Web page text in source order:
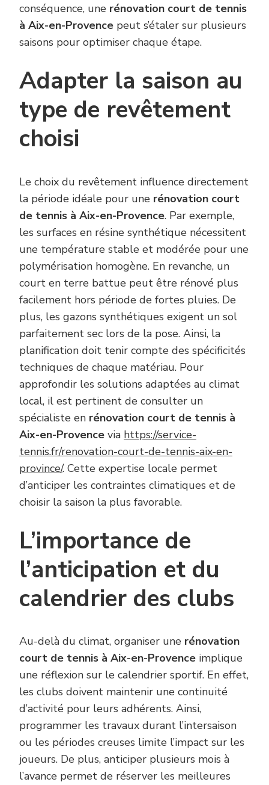
conséquence, une rénovation court de tennis
à Aix-en-Provence peut s’étaler sur plusieurs
saisons pour optimiser chaque étape.
Adapter la saison au
type de revêtement
choisi
Le choix du revêtement influence directement
la période idéale pour une rénovation court
de tennis à Aix-en-Provence. Par exemple,
les surfaces en résine synthétique nécessitent
une température stable et modérée pour une
polymérisation homogène. En revanche, un
court en terre battue peut être rénové plus
facilement hors période de fortes pluies. De
plus, les gazons synthétiques exigent un sol
parfaitement sec lors de la pose. Ainsi, la
planification doit tenir compte des spécificités
techniques de chaque matériau. Pour
approfondir les solutions adaptées au climat
local, il est pertinent de consulter un
spécialiste en rénovation court de tennis à
Aix-en-Provence via https://service-
tennis.fr/renovation-court-de-tennis-aix-en-
province/. Cette expertise locale permet
d’anticiper les contraintes climatiques et de
choisir la saison la plus favorable.
L’importance de
l’anticipation et du
calendrier des clubs
Au-delà du climat, organiser une rénovation
court de tennis à Aix-en-Provence implique
une réflexion sur le calendrier sportif. En effet,
les clubs doivent maintenir une continuité
d’activité pour leurs adhérents. Ainsi,
programmer les travaux durant l’intersaison
ou les périodes creuses limite l’impact sur les
joueurs. De plus, anticiper plusieurs mois à
l’avance permet de réserver les meilleures